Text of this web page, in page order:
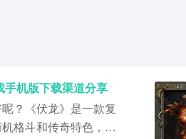
手机版下载渠道分享
？《伏龙》是一款复
格斗和传奇特色，为